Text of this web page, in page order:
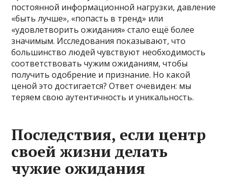
постоянной информационной нагрузки, давление
«быть лучше», «попасть в тренд» или
«удовлетворить ожидания» стало ещё более
значимым. Исследования показывают, что
большинство людей чувствуют необходимость
соответствовать чужим ожиданиям, чтобы
получить одобрение и признание. Но какой
ценой это достигается? Ответ очевиден: мы
теряем свою аутентичность и уникальность.
Последствия, если центр
своей жизни делать
чужие ожидания